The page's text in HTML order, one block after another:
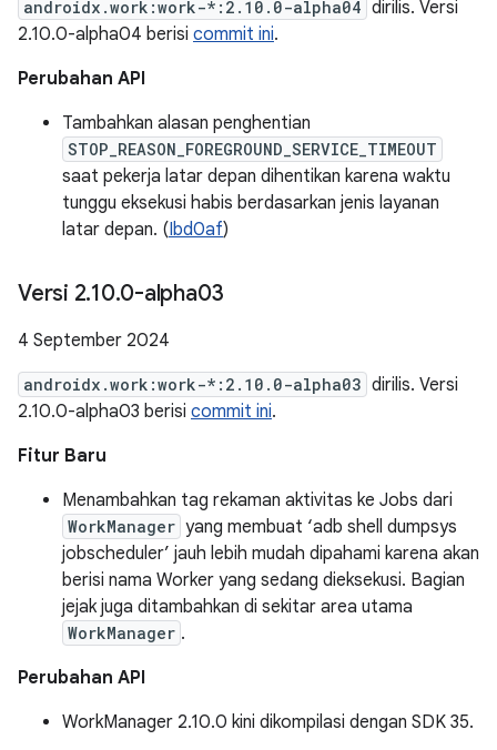
androidx.work:work-*:2.10.0-alpha04 dirilis. Versi
2.10.0-alpha04 berisi commit ini.
Perubahan API
Tambahkan alasan penghentian
STOP_REASON_FOREGROUND_SERVICE_TIMEOUT
saat pekerja latar depan dihentikan karena waktu
tunggu eksekusi habis berdasarkan jenis layanan
latar depan. (Ibd0af)
Versi 2.10.0-alpha03
4 September 2024
androidx.work:work-*:2.10.0-alpha03 dirilis. Versi
2.10.0-alpha03 berisi commit ini.
Fitur Baru
Menambahkan tag rekaman aktivitas ke Jobs dari
WorkManager yang membuat ‘adb shell dumpsys
jobscheduler’ jauh lebih mudah dipahami karena akan
berisi nama Worker yang sedang dieksekusi. Bagian
jejak juga ditambahkan di sekitar area utama
WorkManager .
Perubahan API
WorkManager 2.10.0 kini dikompilasi dengan SDK 35.